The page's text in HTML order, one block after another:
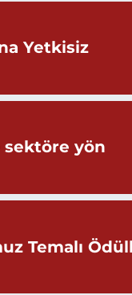
Yetkisiz
sektöre yön
Temalı